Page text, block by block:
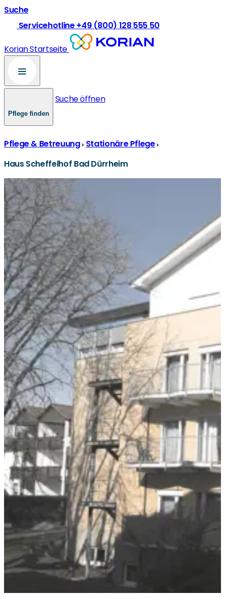
Suche
Servicehotline +49 (800) 128 555 50
Korian Startseite
Pflege finden
Suche öffnen
Pflege & Betreuung Stationäre Pflege
Haus Scheffelhof Bad Dürrheim